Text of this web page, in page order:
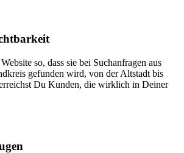
so, dass sie bei Suchanfragen aus
gefunden wird, von der Altstadt bis
Du Kunden, die wirklich in Deiner